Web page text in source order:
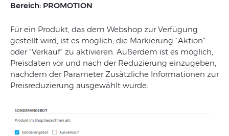
Bereich: PROMOTION
Für ein Produkt, das dem Webshop zur Verfügung
gestellt wird, ist es möglich, die Markierung “Aktion”
oder “Verkauf” zu aktivieren. Außerdem ist es möglich,
Preisdaten vor und nach der Reduzierung einzugeben,
nachdem der Parameter Zusätzliche Informationen zur
Preisreduzierung ausgewählt wurde.